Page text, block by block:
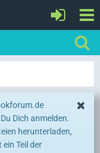
Dich anmelden.
herunterladen,
Teil der